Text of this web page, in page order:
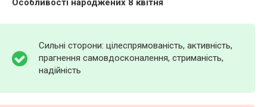
Особливості народжених 8 квітня
Сильні сторони: цілеспрямованість, активність,
прагнення самовдосконалення, стриманість,
надійність